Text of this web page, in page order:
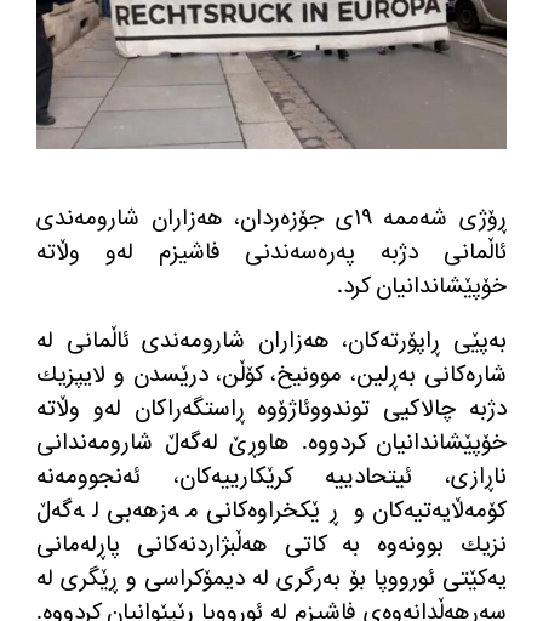
ڕۆژی شه‌ممه‌ ١٩ی جۆزه‌ردان، هه‌زاران شارومه‌ندی
ئاڵمانی دژبه په‌ره‌سه‌ندنی‌ فاشیزم له‌و وڵاته
خۆپێشاندانیان كرد.
به‌پێی ڕاپۆرته‌كان، هه‌زاران شارومه‌ندی ئاڵمانی له‌
شاره‌كانی به‌ڕلین، موونیخ، كۆڵن، درێسدن و لایپزیك
دژبه‌ چالاكیی توندووئاژۆوه‌ ڕاستگه‌راكان له‌و وڵاته‌
خۆپێشاندانیان كردووه‌. هاوڕێ له‌گه‌ڵ شارومه‌ندانی
ناڕازی، ئیتحادییه‌ كرێكارییه‌كان، ئه‌نجوومه‌نه‌
كۆمه‌ڵایه‌تیه‌كان و ڕێكخراوه‌كانی مه‌زهه‌بی له‌گه‌ڵ
نزیك بوونه‌وه‌ به‌ كاتی هه‌ڵبژاردنه‌كانی پاڕله‌مانی
یه‌كێتی ئورووپا بۆ به‌رگری له‌ دیمۆكراسی و ڕێگری له‌
سه‌رهه‌ڵدانه‌وه‌ی فاشیزم له‌ ئورووپا ڕێپێوانیان كردووه‌.